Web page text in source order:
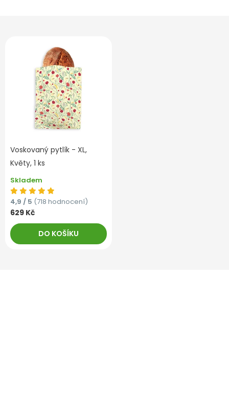
Voskovaný pytlík - XL,
Květy, 1 ks
Skladem
4,9 / 5 (718 hodnocení)
629 Kč
DO KOŠÍKU